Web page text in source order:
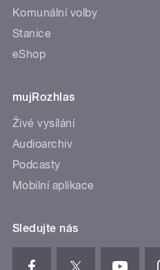
Komunální volby
Stanice
eShop
mujRozhlas
Živé vysílání
Audioarchiv
Podcasty
Mobilní aplikace
Sledujte nás